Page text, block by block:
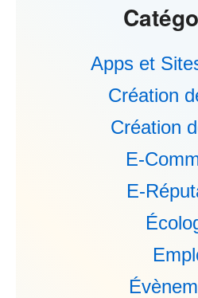
Apps et
Création
Création
E-
E-